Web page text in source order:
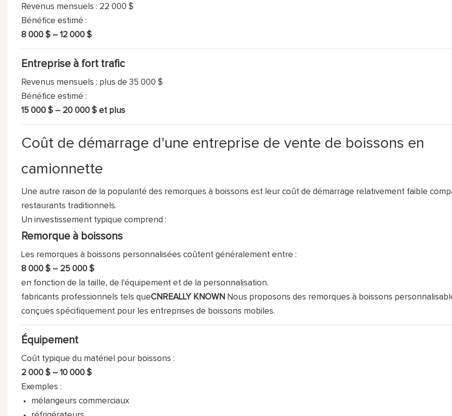
Revenus mensuels : 22 000 $
Bénéfice estimé :
8 000 $ – 12 000 $
Entreprise à fort trafic
Revenus mensuels : plus de 35 000 $
Bénéfice estimé :
15 000 $ – 20 000 $ et plus
Coût de démarrage d'une entreprise de vente de boissons en
camionnette
Une autre raison de la popularité des remorques à boissons est leur coût de démarrage relativement faible
restaurants traditionnels.
Un investissement typique comprend :
Remorque à boissons
Les remorques à boissons personnalisées coûtent généralement entre :
8 000 $ – 25 000 $
en fonction de la taille, de l'équipement et de la personnalisation.
fabricants professionnels tels queCNREALLY KNOWN Nous proposons des remorques à boissons
conçues spécifiquement pour les entreprises de boissons mobiles.
Équipement
Coût typique du matériel pour boissons :
2 000 $ – 10 000 $
Exemples :
mélangeurs commerciaux